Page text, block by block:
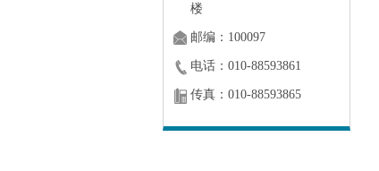
楼
邮编：100097
电话：010-88593861
传真：010-88593865